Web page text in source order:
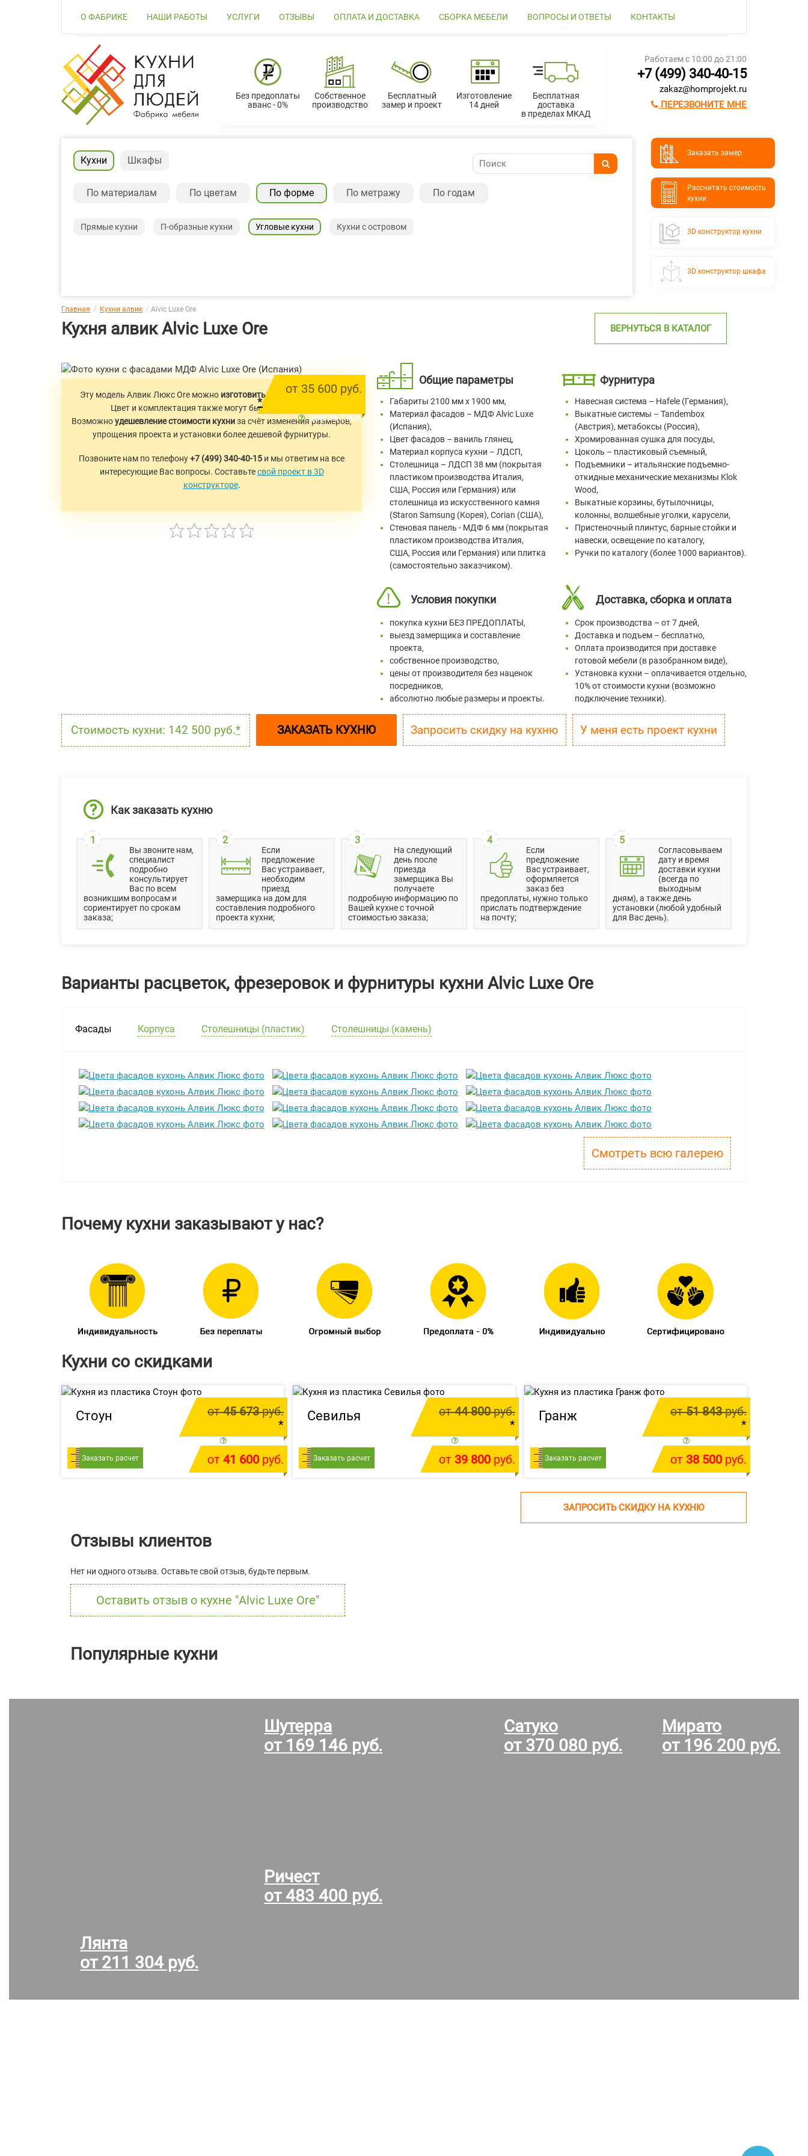
О ФАБРИКЕ НАШИ РАБОТЫ УСЛУГИ ОТЗЫВЫ ОПЛАТА И ДОСТАВКА СБОРКА МЕБЕЛИ ВОПРОСЫ И ОТВЕТЫ КОНТАКТЫ
Без предоплаты
аванс - 0%
Собственное
производство
Бесплатный
замер и проект
Изготовление
14 дней
Бесплатная
доставка
в пределах МКАД
Работаем с 10:00 до 21:00
+7 (499) 340-40-15
zakaz@homprojekt.ru
ПЕРЕЗВОНИТЕ МНЕ
Кухни Шкафы
По материалам По цветам По форме По метражу По годам
Прямые кухни П-образные кухни Угловые кухни Кухни с островом
Заказать замер
Расcчитать стоимость
кухни
3D конструктор кухни
3D конструктор шкафа
Главная Кухни алвик Alvic Luxe Ore
Кухня алвик Alvic Luxe Ore ВЕРНУТЬСЯ В КАТАЛОГ
от 35 600 руб.
*
цена за 1 м.п.
Эту модель Алвик Люкс Ore можно изготовить в любых размерах .
Цвет и комплектация также могут быть изменены.
Возможноудешевление стоимости кухниза счёт изменения размеров,
упрощения проекта и установки более дешевой фурнитуры.
Позвоните нам по телефону+7 (499) 340-40-15 и мы ответим на все
интересующие Вас вопросы. Составьтесвой проект в 3D
конструкторе.
Общие параметры
Габариты 2100 мм x 1900 мм,
Материал фасадов – МДФ Alvic Luxe
(Испания),
Цвет фасадов – ваниль глянец,
Материал корпуса кухни – ЛДСП,
Столешница – ЛДСП 38 мм (покрытая
пластиком производства Италия,
США, Россия или Германия) или
столешница из искусственного камня
(Staron Samsung (Корея), Corian (США),
Стеновая панель - МДФ 6 мм (покрытая
пластиком производства Италия,
США, Россия или Германия) или плитка
(самостоятельно заказчиком).
Фурнитура
Навесная система – Hafele (Германия),
Выкатные системы – Tandembox
(Австрия), метабоксы (Россия),
Хромированная сушка для посуды,
Цоколь – пластиковый съемный,
Подъемники – итальянские подъемно-
откидные механические механизмы Klok
Wood,
Выкатные корзины, бутылочницы,
колонны, волшебные уголки, карусели,
Пристеночный плинтус, барные стойки и
навески, освещение по каталогу,
Ручки по каталогу (более 1000 вариантов).
Условия покупки
покупка кухни БЕЗ ПРЕДОПЛАТЫ,
выезд замерщика и составление
проекта,
собственное производство,
цены от производителя без наценок
посредников,
абсолютно любые размеры и проекты.
Доставка, сборка и оплата
Срок производства – от 7 дней,
Доставка и подъем – бесплатно,
Оплата производится при доставке
готовой мебели (в разобранном виде),
Установка кухни – оплачивается отдельно,
10% от стоимости кухни (возможно
подключение техники).
Стоимость кухни: 142 500 руб.* ЗАКАЗАТЬ КУХНЮ Запросить скидку на кухню У меня есть проект кухни
Как заказать кухню
1
Вы звоните нам,
специалист
подробно
консультирует
Вас по всем
возникшим вопросам и
сориентирует по срокам
заказа;
2
Если
предложение
Вас устраивает,
необходим
приезд
замерщика на дом для
составления подробного
проекта кухни;
3
На следующий
день после
приезда
замерщика Вы
получаете
подробную информацию по
Вашей кухне с точной
стоимостью заказа;
4
Если
предложение
Вас устраивает,
оформляется
заказ без
предоплаты, нужно только
прислать подтверждение
на почту;
5
Согласовываем
дату и время
доставки кухни
(всегда по
выходным
дням), а также день
установки (любой удобный
для Вас день).
Варианты расцветок, фрезеровок и фурнитуры кухни Alvic Luxe Ore
Фасады Корпуса Столешницы (пластик) Столешницы (камень)
Смотреть всю галерею
Почему кухни заказывают у нас?
Кухни со скидками
от45 673руб.
*
от 41 600 руб.
Стоун
Заказать расчет У меня есть проект
от44 800руб.
*
от 39 800 руб.
Севилья
Заказать расчет У меня есть проект
от51 843руб.
*
от 38 500 руб.
Гранж
Заказать расчет У меня есть проект
ЗАПРОСИТЬ СКИДКУ НА КУХНЮ
Отзывы клиентов
Нет ни одного отзыва. Оставьте свой отзыв, будьте первым.
Оставить отзыв о кухне "Alvic Luxe Ore"
Популярные кухни
Лянта
от 211 304 руб.
Шутерра
от 169 146 руб.
Ричест
от 483 400 руб.
Сатуко
от 370 080 руб.
Мирато
от 196 200 руб.